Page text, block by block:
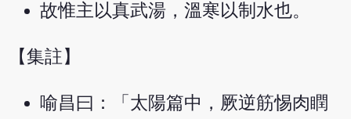
故惟主以真武湯，溫寒以制水也。
【集註】
喻昌曰：「太陽篇中，厥逆筋惕肉瞤